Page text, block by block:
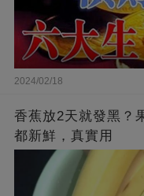
2024/02/18
香蕉放2天就發黑？
都新鮮，真實用